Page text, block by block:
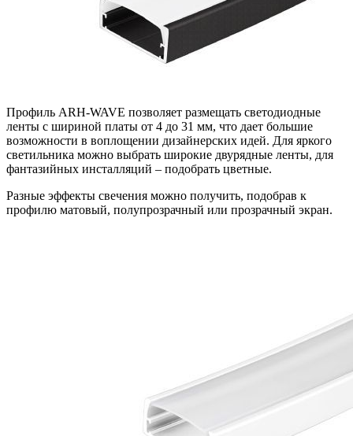
Профиль ARH-WAVE позволяет размещать светодиодные
ленты с шириной платы от 4 до 31 мм, что дает большие
возможности в воплощении дизайнерских идей. Для яркого
светильника можно выбрать широкие двурядные ленты, для
фантазийных инсталляций – подобрать цветные.
Разные эффекты свечения можно получить, подобрав к
профилю матовый, полупрозрачный или прозрачный экран.